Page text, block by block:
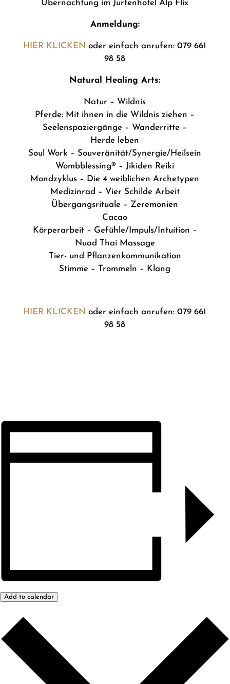
Übernachtung im Jurtenhotel Alp Flix
Anmeldung:
HIER KLICKEN oder einfach anrufen: 079 661
98 58
Natural Healing Arts:
Natur – Wildnis
Pferde: Mit ihnen in die Wildnis ziehen –
Seelenspaziergänge – Wanderritte –
Herde leben
Soul Work – Souveränität/Synergie/Heilsein
Wombblessing® – Jikiden Reiki
Mondzyklus – Die 4 weiblichen Archetypen
Medizinrad – Vier Schilde Arbeit
Übergangsrituale – Zeremonien
Cacao
Körperarbeit – Gefühle/Impuls/Intuition –
Nuad Thai Massage
Tier- und Pflanzenkommunikation
Stimme – Trommeln – Klang
HIER KLICKEN oder einfach anrufen: 079 661
98 58
Add to calendar